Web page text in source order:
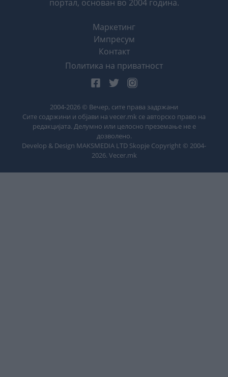
портал, основан во 2004 година.
Маркетинг
Импресум
Контакт
Политика на приватност
2004-2026 © Вечер, сите права задржани
Сите содржини и објави на vecer.mk се авторско право на
редакцијата. Делумно или целосно преземање не е
дозволено.
Develop & Design MAKSMEDIA LTD Skopje Copyright © 2004-
2026. Vecer.mk